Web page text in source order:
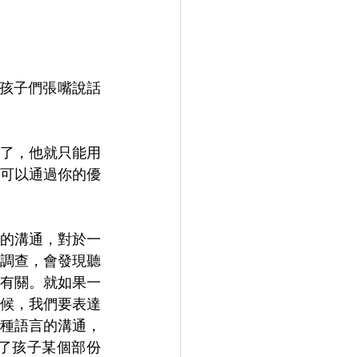
子們張嘴說話
，他就只能用
以通過你的優
溝通，對於一
查，會發現聽
關。就如果一
，我們要表達
語言的溝通，
孩子某個部份